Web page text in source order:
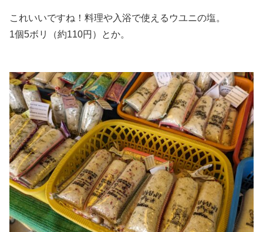
これいいですね！料理や入浴で使えるウユニの塩。
1個5ボリ（約110円）とか。